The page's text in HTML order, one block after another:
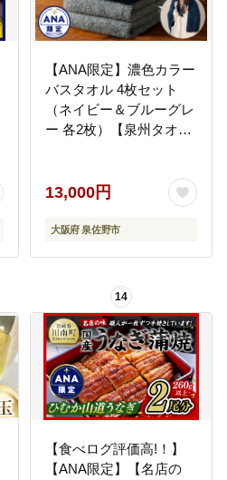
【ANA限定】濃色カラー
バスタオル 4枚セット
（ネイビー＆ブルーグレ
ー 各2枚）【泉州タオル
リー】 G4380
13,000円
大阪府 泉佐野市
14
【食べログ評価高!！】
【ANA限定】【名店の